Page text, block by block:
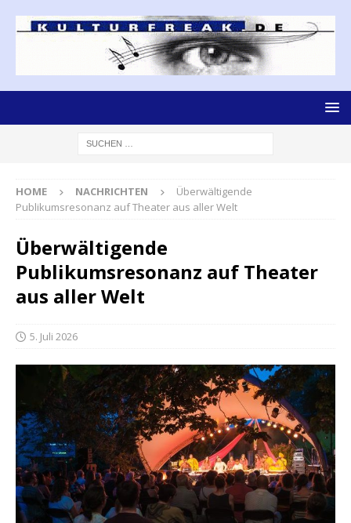
HOME NACHRICHTEN
Überwältigende
Publikumsresonanz auf Theater aus aller Welt
Überwältigende
Publikumsresonanz auf Theater
aus aller Welt
5. Juli 2026